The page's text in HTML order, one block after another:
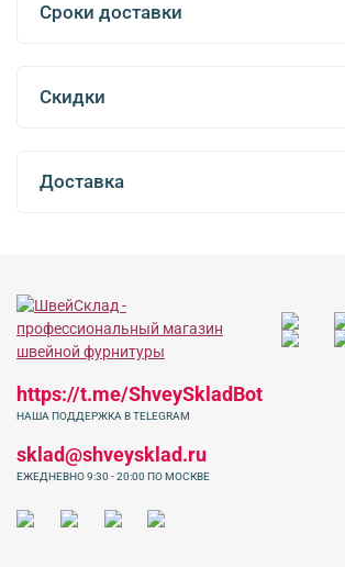
Сроки доставки
Скидки
Доставка
https://t.me/ShveySkladBot
НАША ПОДДЕРЖКА В TELEGRAM
sklad@shveysklad.ru
ЕЖЕДНЕВНО 9:30 - 20:00 ПО МОСКВЕ